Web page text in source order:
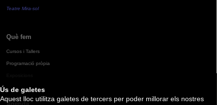
Ús de galetes
Aquest lloc utilitza galetes de tercers per poder millorar els nostres
Teatre Mira-sol
Què fem
Cursos i Tallers
Programació pròpia